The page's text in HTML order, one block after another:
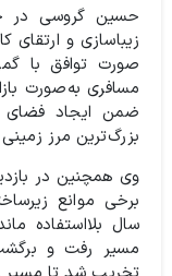
حسین گروسی در
زیباسازی و ارتقای
صورت توافق با
مسافری به‌صورت
ضمن ایجاد فضای
بزرگ‌ترین مرز
وی همچنین در
برخی موانع
سال بلااستفاده
مسیر رفت و